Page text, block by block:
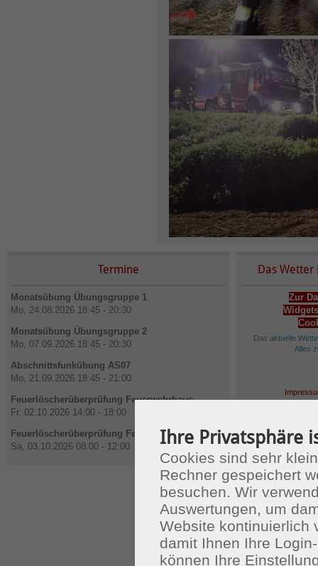
Termine
Monatsübung Übungsgruppe 1
Mo, 24.08.2026 18:45 - 20:30
Monatsübung Übungsgruppe 2
Mo, 07.09.2026 18:45 - 20:30
Abschnittsfunkübung AS07
Mo, 21.09.2026 18:45 - 21:00
Feuerlöscherüberprüfung Feuerwehrhaus
Fr, 02.10.2026 14:00 - 18:00
Feuerlöscherüberprüfung Feuerwehrhaus
Sa, 03.10.2026 08:00 - 12:00
Das Wetter
Zur
Das aktuelle
Alles
Ihre Privatsphäre
Cookies sind sehr
Rechner gespeichert
besuchen. Wir
Auswertungen, um
Website kontinuierlich
damit Ihnen Ihre
können Ihre